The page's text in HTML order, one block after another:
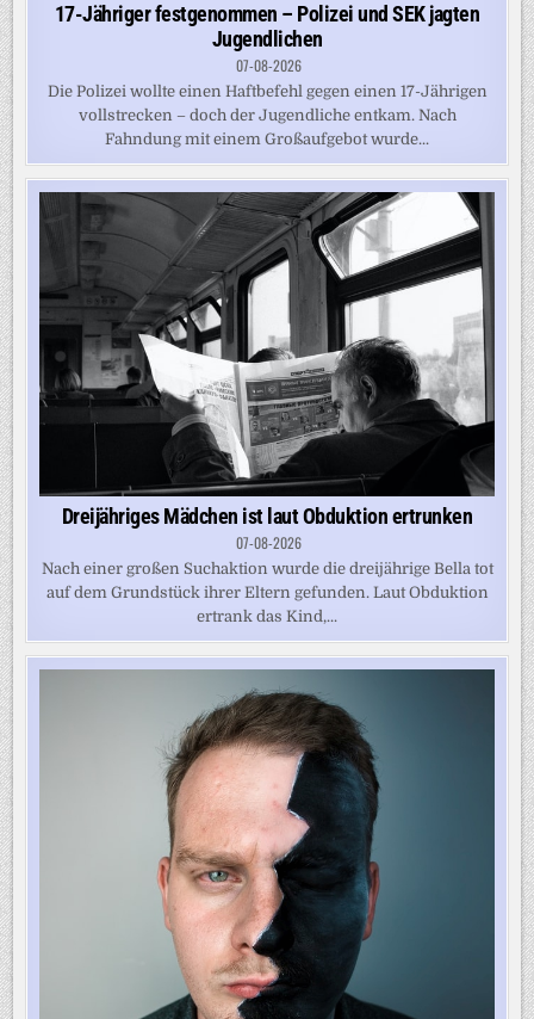
17-Jähriger festgenommen – Polizei und SEK jagten
Jugendlichen
07-08-2026
Die Polizei wollte einen Haftbefehl gegen einen 17-Jährigen
vollstrecken – doch der Jugendliche entkam. Nach
Fahndung mit einem Großaufgebot wurde...
Dreijähriges Mädchen ist laut Obduktion ertrunken
07-08-2026
Nach einer großen Suchaktion wurde die dreijährige Bella tot
auf dem Grundstück ihrer Eltern gefunden. Laut Obduktion
ertrank das Kind,...